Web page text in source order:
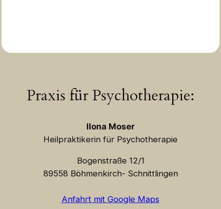
Praxis für Psychotherapie:
Ilona Moser
Heilpraktikerin für Psychotherapie
Bogenstraße 12/1
89558 Böhmenkirch- Schnittlingen
Anfahrt mit Google Maps